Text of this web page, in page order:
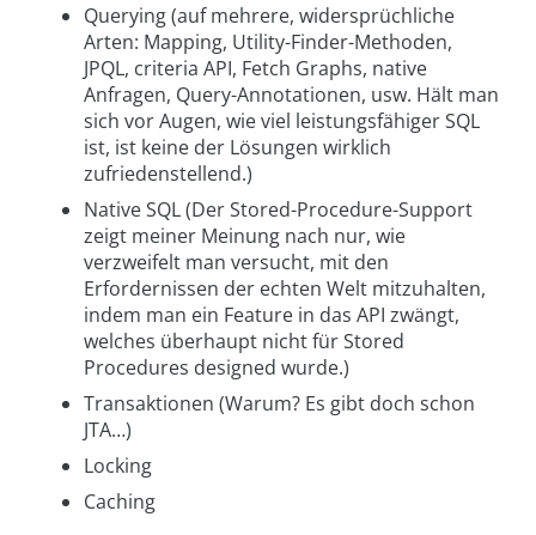
Querying (auf mehrere, widersprüchliche
Arten: Mapping, Utility-Finder-Methoden,
JPQL, criteria API, Fetch Graphs, native
Anfragen, Query-Annotationen, usw. Hält man
sich vor Augen, wie viel leistungsfähiger SQL
ist, ist keine der Lösungen wirklich
zufriedenstellend.)
Native SQL (Der Stored-Procedure-Support
zeigt meiner Meinung nach nur, wie
verzweifelt man versucht, mit den
Erfordernissen der echten Welt mitzuhalten,
indem man ein Feature in das API zwängt,
welches überhaupt nicht für Stored
Procedures designed wurde.)
Transaktionen (Warum? Es gibt doch schon
JTA…)
Locking
Caching